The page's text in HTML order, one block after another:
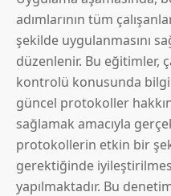
adımlarının tüm
şekilde uygulanmasını
düzenlenir. Bu eğitimler,
kontrolü konusunda
güncel protokoller
sağlamak amacıyla
protokollerin etkin bir
gerektiğinde
yapılmaktadır. Bu